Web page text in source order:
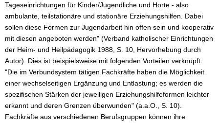
Tageseinrichtungen für Kinder/Jugendliche und Horte - also
ambulante, teilstationäre und stationäre Erziehungshilfen. Dabei
sollen diese Formen zur Jugendarbeit hin offen sein und kooperativ
mit diesen angeboten werden" (Verband katholischer Einrichtungen
der Heim- und Heilpädagogik 1988, S. 10, Hervorhebung durch
Autor). Dies ist beispielsweise mit folgenden Vorteilen verknüpft:
"Die im Verbundsystem tätigen Fachkräfte haben die Möglichkeit
einer wechselseitigen Ergänzung und Entlastung; es werden die
spezifischen Stärken der jeweiligen Erziehungshilfeformen leichter
erkannt und deren Grenzen überwunden" (a.a.O., S. 10).
Fachkräfte aus verschiedenen Berufsgruppen können ihre